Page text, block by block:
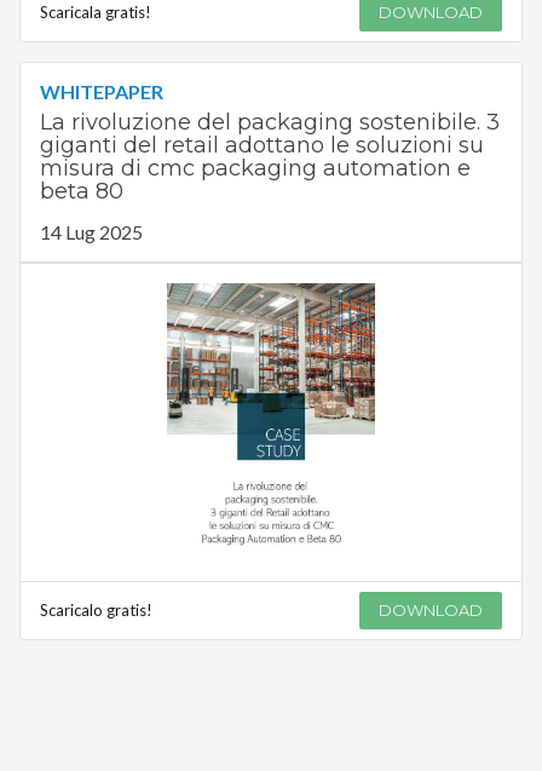
Scaricala gratis! DOWNLOAD
WHITEPAPER
La rivoluzione del packaging sostenibile. 3
giganti del retail adottano le soluzioni su
misura di cmc packaging automation e
beta 80
14 Lug 2025
Scaricalo gratis! DOWNLOAD